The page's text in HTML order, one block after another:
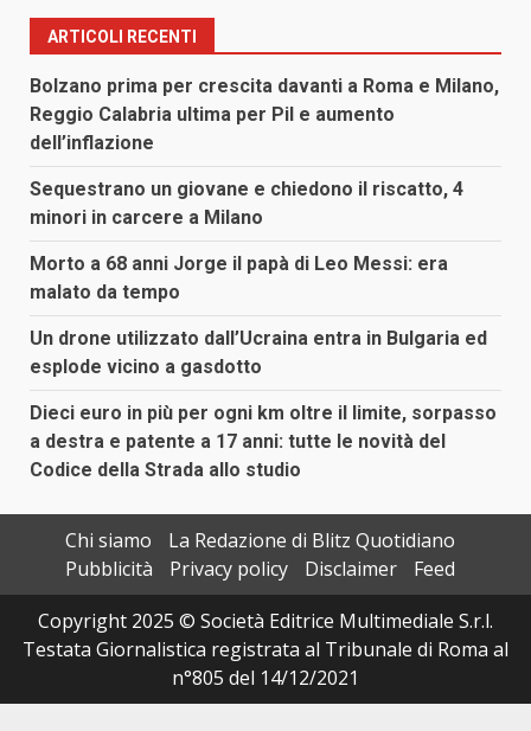
ARTICOLI RECENTI
Bolzano prima per crescita davanti a Roma e Milano,
Reggio Calabria ultima per Pil e aumento
dell’inflazione
Sequestrano un giovane e chiedono il riscatto, 4
minori in carcere a Milano
Morto a 68 anni Jorge il papà di Leo Messi: era
malato da tempo
Un drone utilizzato dall’Ucraina entra in Bulgaria ed
esplode vicino a gasdotto
Dieci euro in più per ogni km oltre il limite, sorpasso
a destra e patente a 17 anni: tutte le novità del
Codice della Strada allo studio
Chi siamo
La Redazione di Blitz Quotidiano
Pubblicità
Privacy policy Disclaimer
Feed
Copyright 2025 © Società Editrice Multimediale S.r.l.
Testata Giornalistica registrata al Tribunale di Roma al
n°805 del 14/12/2021